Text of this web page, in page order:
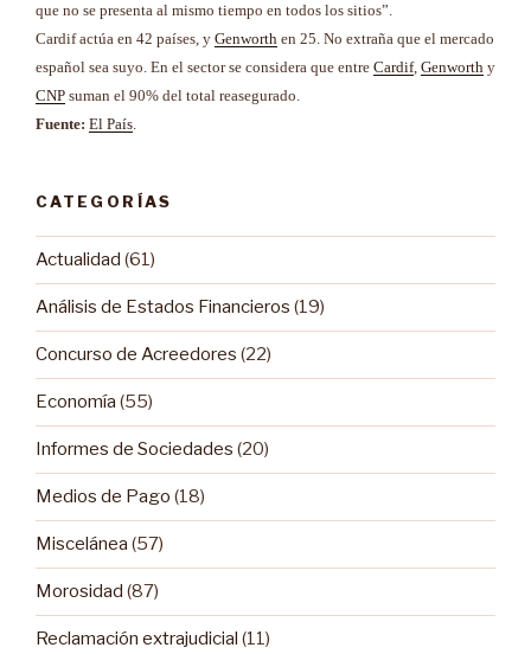
que no se presenta al mismo tiempo en todos los sitios”.
Cardif actúa en 42 países, y Genworth en 25. No extraña que el mercado
español sea suyo. En el sector se considera que entre Cardif, Genworth y
CNP suman el 90% del total reasegurado.
Fuente: El País.
CATEGORÍAS
Actualidad (61)
Análisis de Estados Financieros (19)
Concurso de Acreedores (22)
Economía (55)
Informes de Sociedades (20)
Medios de Pago (18)
Miscelánea (57)
Morosidad (87)
Reclamación extrajudicial (11)